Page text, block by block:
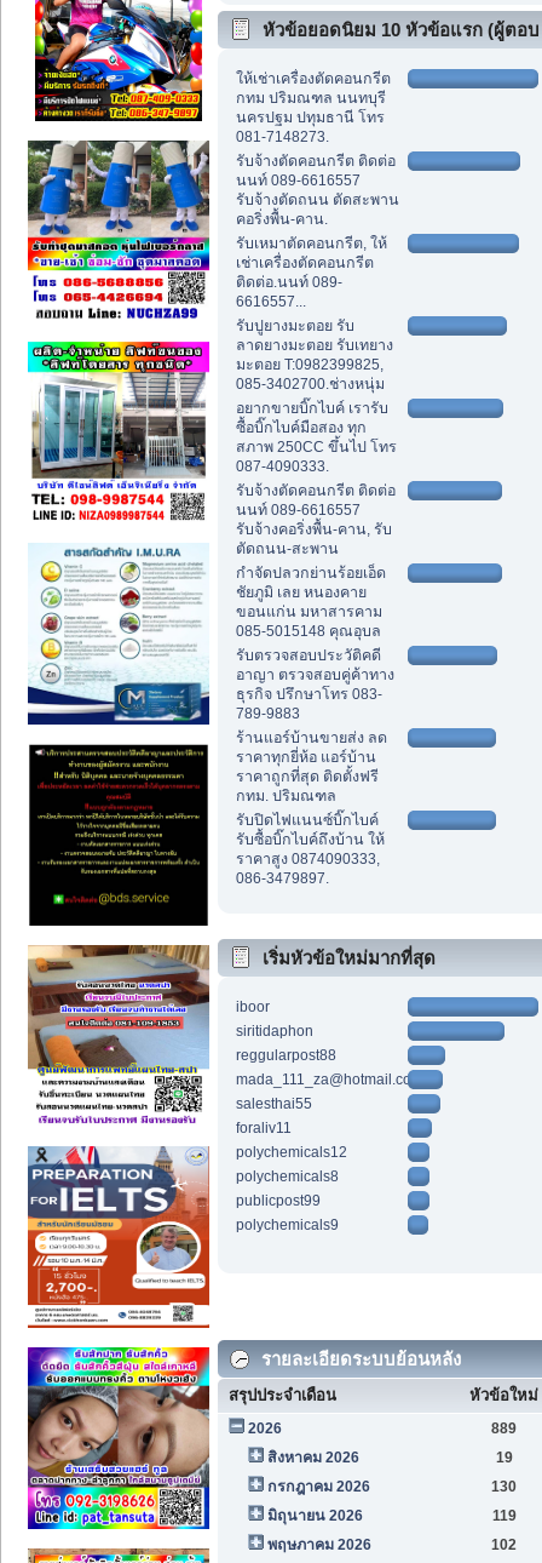
หัวข้อยอดนิยม 10 หัวข้อแรก (ผู้ตอบ
สูงสุด)
ให้เช่าเครื่องตัดคอนกรีต
กทม ปริมณฑล นนทบุรี
นครปฐม ปทุมธานี โทร
081-7148273.
รับจ้างตัดคอนกรีต ติดต่อ
นนท์ 089-6616557
รับจ้างตัดถนน ตัดสะพาน
คอริ่งพื้น-คาน.
รับเหมาตัดคอนกรีต, ให้
เช่าเครื่องตัดคอนกรีต
ติดต่อ.นนท์ 089-
6616557...
รับปูยางมะตอย รับ
ลาดยางมะตอย รับเทยาง
มะตอย T:0982399825,
085-3402700.ช่างหนุ่ม
อยากขายบิ๊กไบค์ เรารับ
ซื้อบิ๊กไบค์มือสอง ทุก
สภาพ 250CC ขึ้นไป โทร
087-4090333.
รับจ้างตัดคอนกรีต ติดต่อ
นนท์ 089-6616557
รับจ้างคอริ่งพื้น-คาน, รับ
ตัดถนน-สะพาน
กำจัดปลวกย่านร้อยเอ็ด
ชัยภูมิ เลย หนองคาย
ขอนแก่น มหาสารคาม
085-5015148 คุณอุบล
รับตรวจสอบประวัติคดี
อาญา ตรวจสอบคู่ค้าทาง
ธุรกิจ ปรึกษาโทร 083-
789-9883
ร้านแอร์บ้านขายส่ง ลด
ราคาทุกยี่ห้อ แอร์บ้าน
ราคาถูกที่สุด ติดตั้งฟรี
กทม. ปริมณฑล
รับปิดไฟแนนซ์บิ๊กไบค์
รับซื้อบิ๊กไบค์ถึงบ้าน ให้
ราคาสูง 0874090333,
086-3479897.
เริ่มหัวข้อใหม่มากที่สุด
iboor
siritidaphon
reggularpost88
mada_111_za@hotmail.com
salesthai55
foraliv11
polychemicals12
polychemicals8
publicpost99
polychemicals9
รายละเอียดระบบย้อนหลัง
สรุปประจำเดือน หัวข้อใหม่
2026
889
สิงหาคม 2026
19
กรกฎาคม 2026
130
มิถุนายน 2026
119
พฤษภาคม 2026
102